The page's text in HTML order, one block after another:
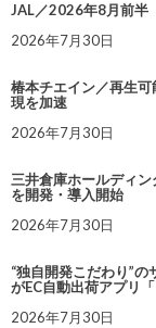
JAL／2026年8月前半
2026年7月30日
椿本チエイン／再生
現を加速
2026年7月30日
三井倉庫ホールディン
を開発・導入開始
2026年7月30日
“独自開発こだわり”
がEC自動出荷アプリ
2026年7月30日